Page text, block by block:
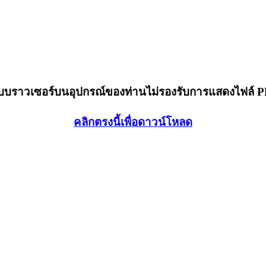
บราวเซอร์บนอุปกรณ์ของท่านไม่รองรับการแสดงไฟล์
คลิกตรงนี้เพื่อดาวน์โหลด